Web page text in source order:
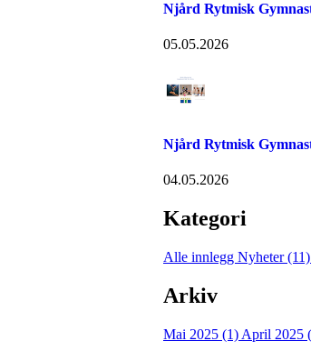
Njård Rytmisk
05.05.2026
Njård Rytmisk
04.05.2026
Kategori
Alle innlegg Nyheter (11)
Arkiv
Mai 2025 (1) April 2025